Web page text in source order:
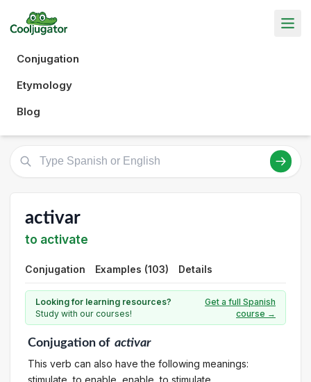
Conjugation
Etymology
Blog
activar
to activate
Conjugation Examples (103) Details
Looking for learning resources?
Study with our courses!
Get a full Spanish
course →
Conjugationof activar
This verb can also have the following meanings:
stimulate, to enable, enable, to stimulate